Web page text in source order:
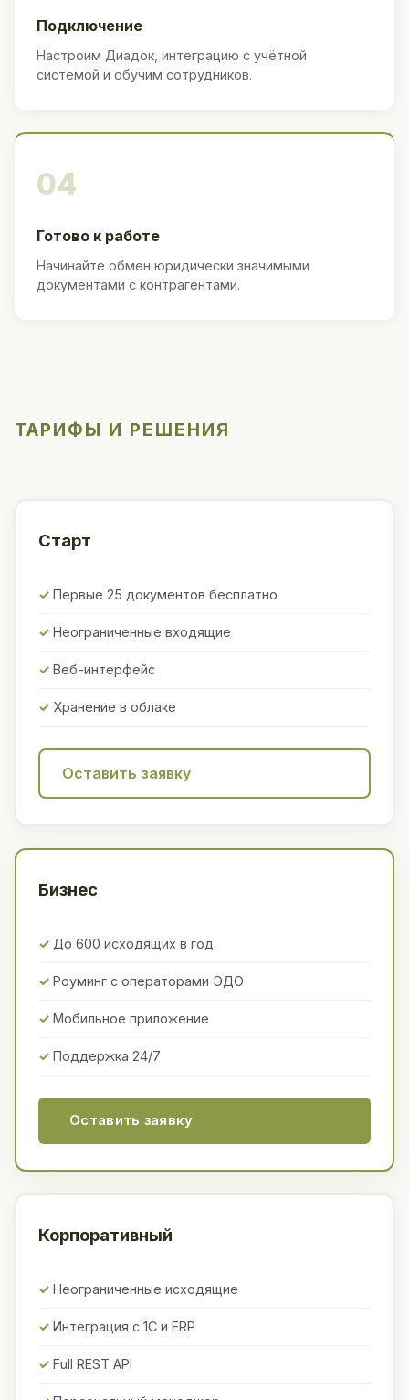
Подключение
Настроим Диадок, интеграцию с учётной
системой и обучим сотрудников.
04
Готово к работе
Начинайте обмен юридически значимыми
документами с контрагентами.
ТАРИФЫ И РЕШЕНИЯ
Старт
Первые 25 документов бесплатно
Неограниченные входящие
Веб-интерфейс
Хранение в облаке
Оставить заявку
Бизнес
До 600 исходящих в год
Роуминг с операторами ЭДО
Мобильное приложение
Поддержка 24/7
Оставить заявку
Корпоративный
Неограниченные исходящие
Интеграция с 1С и ERP
Full REST API